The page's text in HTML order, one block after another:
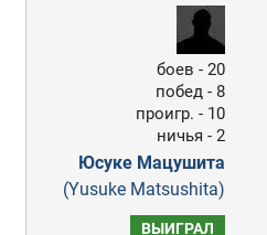
боев - 20
побед - 8
проигр. - 10
ничья - 2
Юсуке Мацушита
(Yusuke Matsushita)
ВЫИГРАЛ